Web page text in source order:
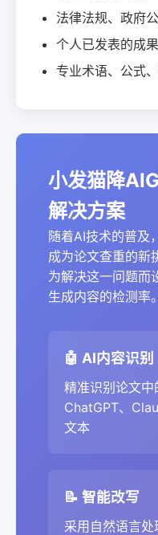
法律法规、政府
个人已发表的成果
专业术语、公式
小发猫降
解决方案
随着AI技术的普及
成为论文查重的新
为解决这一问题而
生成内容的检测率。
🤖 AI内容识别
精准识别论文
ChatGPT、
文本
📝 智能改写
采用自然语言